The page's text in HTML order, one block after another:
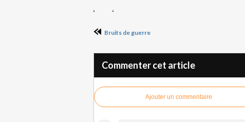
Bruits de guerre
Commenter cet article
Ajouter un commentaire